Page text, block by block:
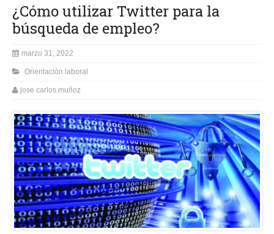
¿Cómo utilizar Twitter para la
búsqueda de empleo?
marzo 31, 2022
Orientación laboral
jose carlos muñoz